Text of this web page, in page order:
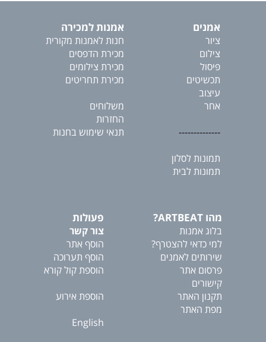
אמנים
ציור
צילום
פיסול
תכשיטים
עיצוב
אחר
--------------
תמונות לסלון
תמונות לבית
אמנות למכירה
חנות לאמנות מקורית
מכירת הדפסים
מכירת צילומים
מכירת תחריטים
משלוחים
החזרות
תנאי שימוש בחנות
מהו ARTBEAT?
בלוג אמנות
למי כדאי להצטרף?
שירותים לאמנים
פרסום אתר
קישורים
תקנון האתר
מפת האתר
פעולות
צור קשר
הוסף אתר
הוסף תערוכה
הוספת קול קורא
הוספת אירוע
English